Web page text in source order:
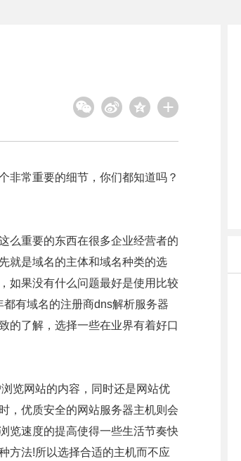
非常重要的细节，你们都知道吗？
么重要的东西在很多企业经营者的
就是域名的主体和域名种类的选
如果没有什么问题最好是使用比较
有域名的注册商dns解析服务器
的了解，选择一些在业界有着好口
览网站的内容，同时还是网站优
，优质安全的网站服务器主机则会
览速度的提高使得一些生活节奏快
方法!所以选择合适的主机而不应